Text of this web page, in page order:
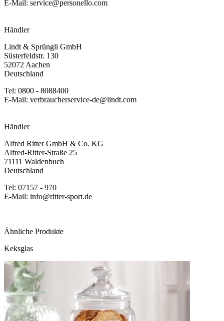
E-Mail: service@personello.com
Händler
Lindt & Sprüngli GmbH
Süsterfeldstr. 130
52072 Aachen
Deutschland
Tel: 0800 - 8088400
E-Mail: verbraucherservice-de@lindt.com
Händler
Alfred Ritter GmbH & Co. KG
Alfred-Ritter-Straße 25
71111 Waldenbuch
Deutschland
Tel: 07157 - 970
E-Mail: info@ritter-sport.de
Ähnliche Produkte
Keksglas